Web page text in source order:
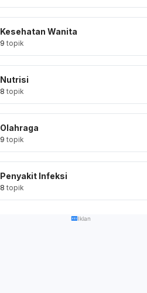
Kesehatan Wanita
9 topik
Nutrisi
8 topik
Olahraga
9 topik
Penyakit Infeksi
8 topik
Iklan